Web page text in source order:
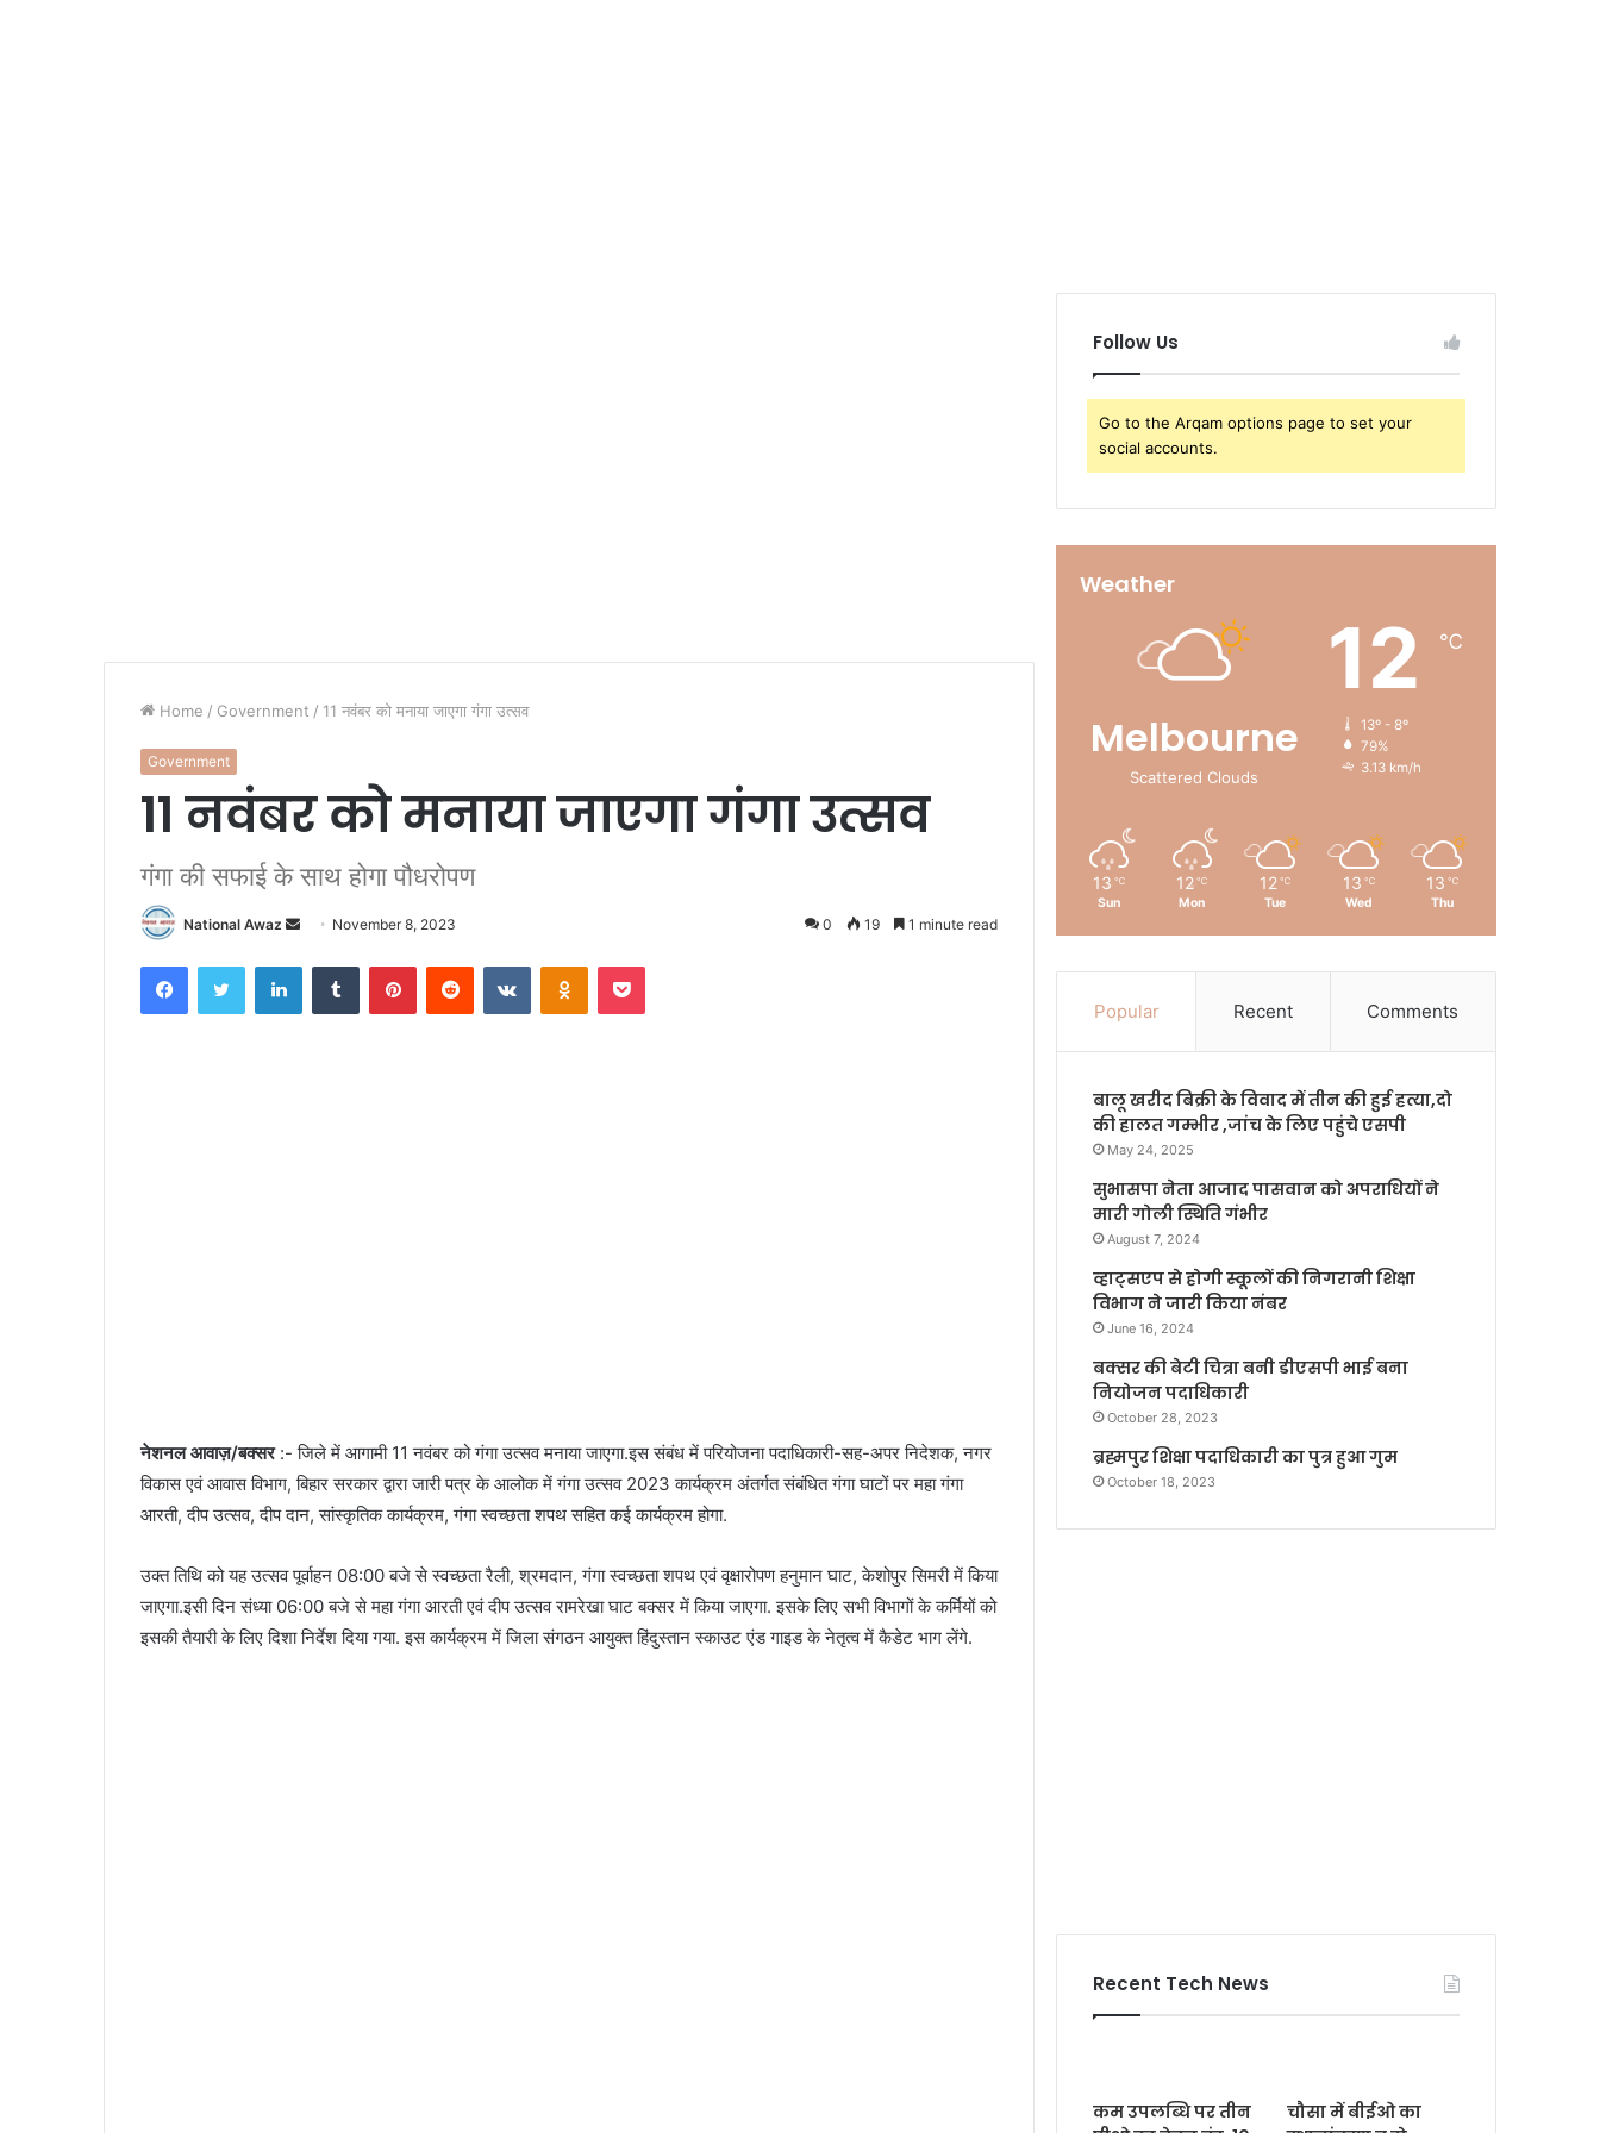
Home / Government / 11 नवंबर को मनाया जाएगा गंगा उत्सव
Government
11 नवंबर को मनाया जाएगा गंगा उत्सव
गंगा की सफाई के साथ होगा पौधरोपण
National Awaz
d
November 8, 2023 0 19 1 minute read
नेशनल आवाज़/बक्सर:- जिले में आगामी 11 नवंबर को गंगा उत्सव मनाया जाएगा.इस संबंध में परियोजना पदाधिकारी-सह-अपर निदेशक, नगर
विकास एवं आवास विभाग, बिहार सरकार द्वारा जारी पत्र के आलोक में गंगा उत्सव 2023 कार्यक्रम अंतर्गत संबंधित गंगा घाटों पर महा गंगा
आरती, दीप उत्सव, दीप दान, सांस्कृतिक कार्यक्रम, गंगा स्वच्छता शपथ सहित कई कार्यक्रम होगा.
उक्त तिथि को यह उत्सव पूर्वाहन 08:00 बजे से स्वच्छता रैली, श्रमदान, गंगा स्वच्छता शपथ एवं वृक्षारोपण हनुमान घाट, केशोपुर सिमरी में किया
जाएगा.इसी दिन संध्या 06:00 बजे से महा गंगा आरती एवं दीप उत्सव रामरेखा घाट बक्सर में किया जाएगा. इसके लिए सभी विभागों के कर्मियों को
इसकी तैयारी के लिए दिशा निर्देश दिया गया. इस कार्यक्रम में जिला संगठन आयुक्त हिंदुस्तान स्काउट एंड गाइड के नेतृत्व में कैडेट भाग लेंगे.
Follow Us
Go to the Arqam options page to set your
social accounts.
Weather
Melbourne
Scattered Clouds
12 ℃
13º - 8º
79%
3.13 km/h
13 ℃
Sun
12 ℃
Mon
12 ℃
Tue
13 ℃
Wed
13 ℃
Thu
Popular Recent Comments
बालू खरीद बिक्री के विवाद में तीन की हुई हत्या,दो
की हालत गम्भीर ,जांच के लिए पहुंचे एसपी
May 24, 2025
सुभासपा नेता आजाद पासवान को अपराधियों ने
मारी गोली स्थिति गंभीर
August 7, 2024
व्हाट्सएप से होगी स्कूलों की निगरानी शिक्षा
विभाग ने जारी किया नंबर
June 16, 2024
बक्सर की बेटी चित्रा बनी डीएसपी भाई बना
नियोजन पदाधिकारी
October 28, 2023
ब्रह्मपुर शिक्षा पदाधिकारी का पुत्र हुआ गुम
October 18, 2023
Recent Tech News
कम उपलब्धि पर तीन
चौसा में बीईओ का